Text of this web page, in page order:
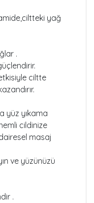
yağ
.
ciltte
yüz yıkama
cildinize
masaj
ve yüzünüzü
.